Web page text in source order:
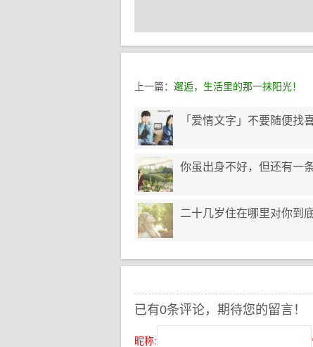
上一篇： 邂逅，生活里的那一抹阳光！
「爱情文字」不要随便找
你虽出身不好，但还有一
二十几岁住在哪里对你到
已有0条评论，期待您的留言！
昵称: